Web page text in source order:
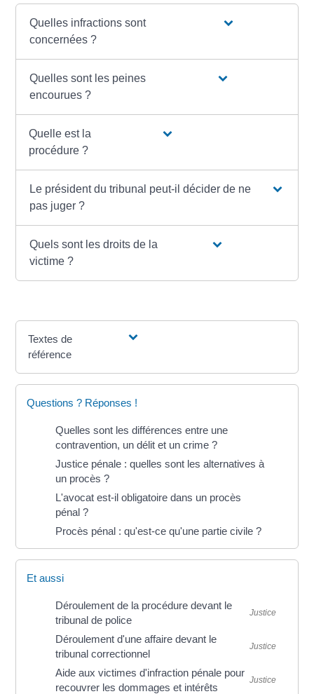
Quelles infractions sont
concernées ?
Quelles sont les peines
encourues ?
Quelle est la
procédure ?
Le président du tribunal peut-il décider de ne
pas juger ?
Quels sont les droits de la
victime ?
Textes de
référence
Questions ? Réponses !
Quelles sont les différences entre une
contravention, un délit et un crime ?
Justice pénale : quelles sont les alternatives à
un procès ?
L'avocat est-il obligatoire dans un procès
pénal ?
Procès pénal : qu'est-ce qu'une partie civile ?
Et aussi
Déroulement de la procédure devant le
tribunal de police
Justice
Déroulement d'une affaire devant le
tribunal correctionnel
Justice
Aide aux victimes d'infraction pénale pour
recouvrer les dommages et intérêts
Justice